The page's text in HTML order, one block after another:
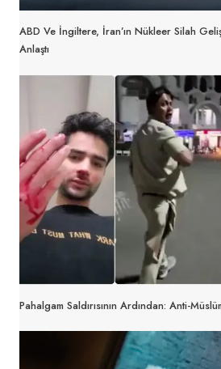
ABD Ve İngiltere, İran’ın Nükleer Silah
Anlaştı
Pahalgam Saldırısının Ardından: Anti-